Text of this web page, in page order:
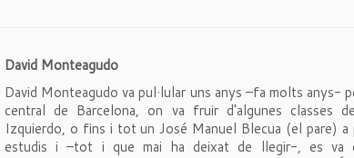
David Monteagudo
David Monteagudo va pul·lular uns anys –fa molts
central de Barcelona, on va fruir d’algunes classes
Izquierdo, o fins i tot un José Manuel Blecua (el pare) a
estudis i –tot i que mai ha deixat de llegir-, es va